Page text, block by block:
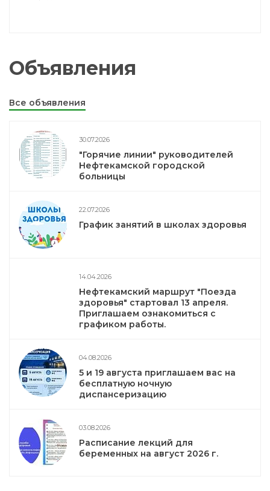
Объявления
Все объявления
30.07.2026
"Горячие линии" руководителей
Нефтекамской городской
больницы
22.07.2026
График занятий в школах здоровья
14.04.2026
Нефтекамский маршрут "Поезда
здоровья" стартовал 13 апреля.
Приглашаем ознакомиться с
графиком работы.
04.08.2026
5 и 19 августа приглашаем вас на
бесплатную ночную
диспансеризацию
03.08.2026
Расписание лекций для
беременных на август 2026 г.